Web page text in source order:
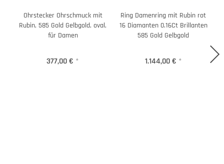
Ohrstecker Ohrschmuck mit
Rubin, 585 Gold Gelbgold, oval,
für Damen
377,00 € *
Ring Damenring mit Rubin rot
16 Diamanten 0.16Ct Brillanten
585 Gold Gelbgold
1.144,00 € *